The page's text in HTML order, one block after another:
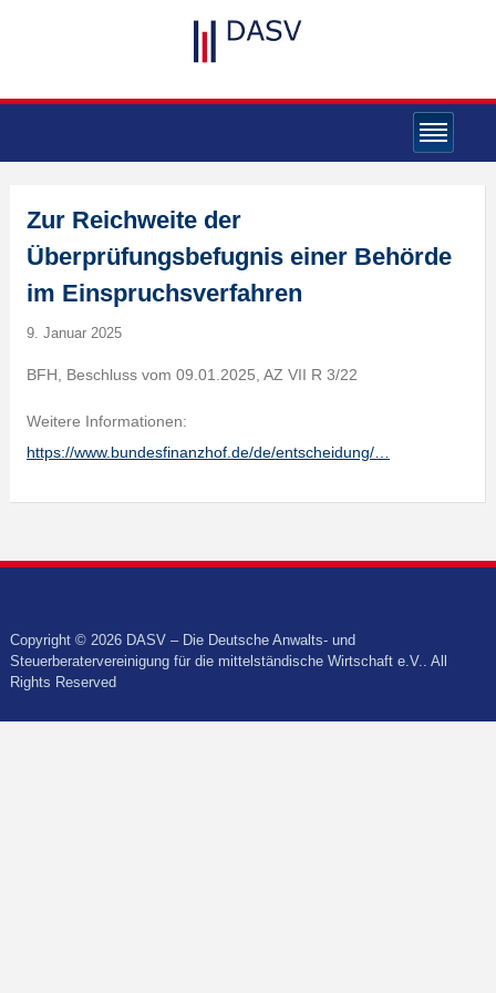
Zur Reichweite der
Überprüfungsbefugnis einer Behörde
im Einspruchsverfahren
9. Januar 2025
BFH, Beschluss vom 09.01.2025, AZ VII R 3/22
Weitere Informationen:
https://www.bundesfinanzhof.de/de/entscheidung/…
Copyright © 2026 DASV – Die Deutsche Anwalts- und
Steuerberatervereinigung für die mittelständische Wirtschaft e.V.. All
Rights Reserved